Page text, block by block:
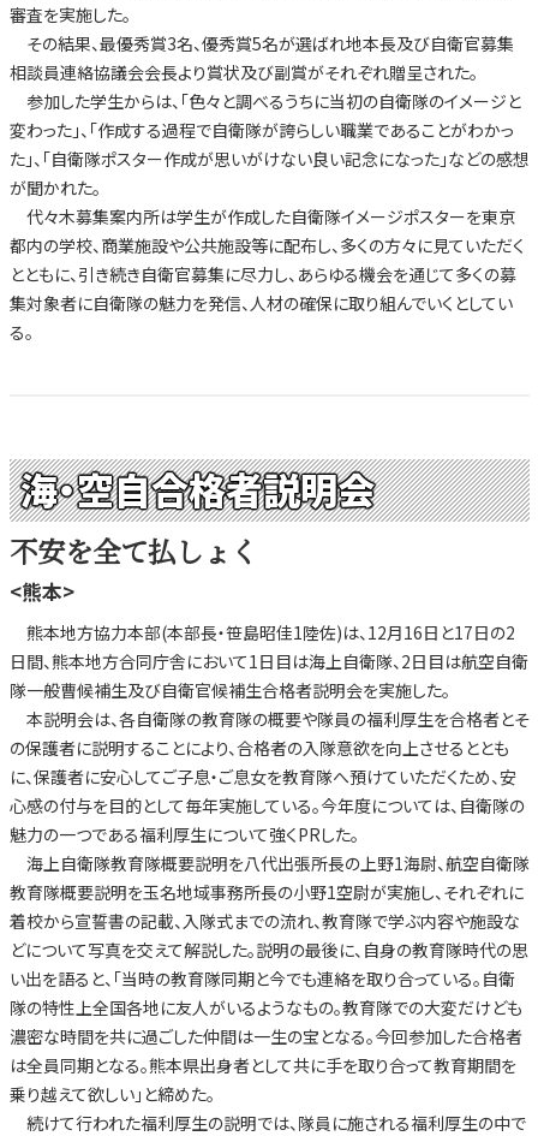
審査を実施した。
その結果、最優秀賞3名、優秀賞5名が選ばれ地本長及び自衛官募集
相談員連絡協議会会長より賞状及び副賞がそれぞれ贈呈された。
参加した学生からは、「色々と調べるうちに当初の自衛隊のイメージと
変わった」、「作成する過程で自衛隊が誇らしい職業であることがわかっ
た」、「自衛隊ポスター作成が思いがけない良い記念になった」などの感想
が聞かれた。
代々木募集案内所は学生が作成した自衛隊イメージポスターを東京
都内の学校、商業施設や公共施設等に配布し、多くの方々に見ていただく
とともに、引き続き自衛官募集に尽力し、あらゆる機会を通じて多くの募
集対象者に自衛隊の魅力を発信、人材の確保に取り組んでいくとしてい
る。
海・空自合格者説明会
不安を全て払しょく
<熊本>
熊本地方協力本部(本部長・笹島昭佳1陸佐)は、12月16日と17日の2
日間、熊本地方合同庁舎において1日目は海上自衛隊、2日目は航空自衛
隊一般曹候補生及び自衛官候補生合格者説明会を実施した。
本説明会は、各自衛隊の教育隊の概要や隊員の福利厚生を合格者とそ
の保護者に説明することにより、合格者の入隊意欲を向上させるととも
に、保護者に安心してご子息・ご息女を教育隊へ預けていただくため、安
心感の付与を目的として毎年実施している。今年度については、自衛隊の
魅力の一つである福利厚生について強くPRした。
海上自衛隊教育隊概要説明を八代出張所長の上野1海尉、航空自衛隊
教育隊概要説明を玉名地域事務所長の小野1空尉が実施し、それぞれに
着校から宣誓書の記載、入隊式までの流れ、教育隊で学ぶ内容や施設な
どについて写真を交えて解説した。説明の最後に、自身の教育隊時代の思
い出を語ると、「当時の教育隊同期と今でも連絡を取り合っている。自衛
隊の特性上全国各地に友人がいるようなもの。教育隊での大変だけども
濃密な時間を共に過ごした仲間は一生の宝となる。今回参加した合格者
は全員同期となる。熊本県出身者として共に手を取り合って教育期間を
乗り越えて欲しい」と締めた。
続けて行われた福利厚生の説明では、隊員に施される福利厚生の中で